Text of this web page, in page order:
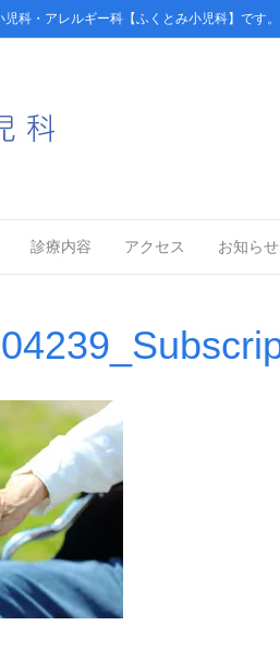
児科・アレルギー科【ふくとみ小児科】です
診療内容 アクセス お知らせ